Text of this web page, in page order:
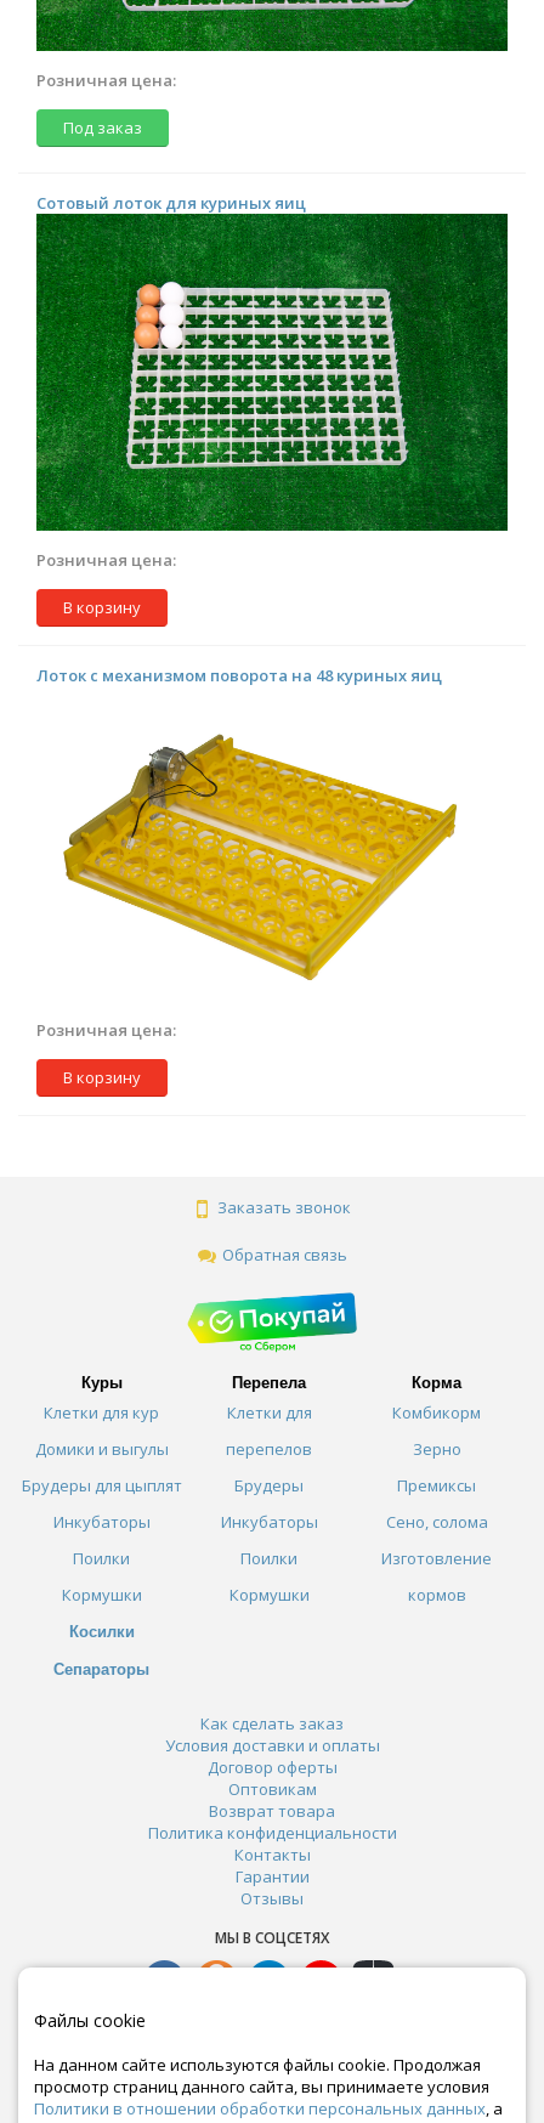
Розничная цена:
Под заказ
Сотовый лоток для куриных яиц
Розничная цена:
В корзину
Лоток с механизмом поворота на 48 куриных яиц
Розничная цена:
В корзину
Заказать звонок
Обратная связь
Куры
Клетки для кур
Домики и выгулы
Брудеры для цыплят
Инкубаторы
Поилки
Кормушки
Косилки
Сепараторы
Перепела
Клетки для
перепелов
Брудеры
Инкубаторы
Поилки
Кормушки
Корма
Комбикорм
Зерно
Премиксы
Сено, солома
Изготовление
кормов
Как сделать заказ
Условия доставки и оплаты
Договор оферты
Оптовикам
Возврат товара
Политика конфиденциальности
Контакты
Гарантии
Отзывы
МЫ В СОЦСЕТЯХ
Файлы cookie
На данном сайте используются файлы cookie. Продолжая
просмотр страниц данного сайта, вы принимаете условия
Политики в отношении обработки персональных данных, а